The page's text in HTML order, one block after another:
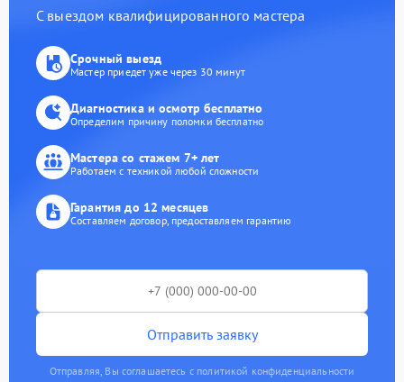
С выездом квалифицированного мастера
Срочный выезд
Мастер приедет уже через 30 минут
Диагностика и осмотр бесплатно
Определим причину поломки бесплатно
Мастера со стажем 7+ лет
Работаем с техникой любой сложности
Гарантия до 12 месяцев
Составляем договор, предоставляем гарантию
Отправить заявку
Отправляя, Вы соглашаетесь с политикой конфиденциальности